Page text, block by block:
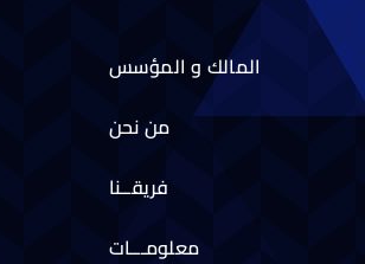
المالك و المؤسس
من نحن
فريقــنا
معلومـــات